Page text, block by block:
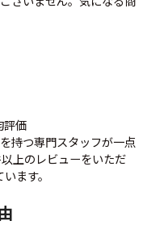
評価
持つ専門スタッフが一点
上のレビューをいただ
ます。